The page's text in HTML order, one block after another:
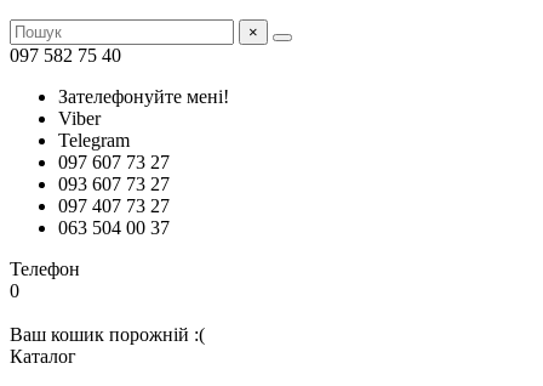
×
097 582 75 40
Зателефонуйте мені!
Viber
Telegram
097 607 73 27
093 607 73 27
097 407 73 27
063 504 00 37
Телефон
0
Ваш кошик порожній :(
Каталог